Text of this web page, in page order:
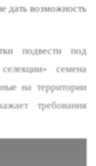
дать возможность
подвести под
семена
на территории
требования